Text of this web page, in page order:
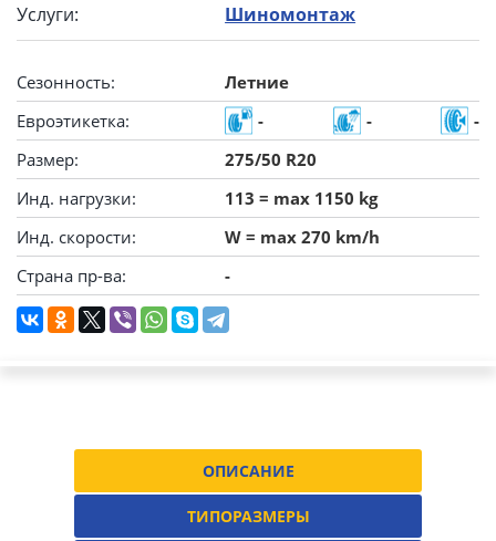
Услуги: Шиномонтаж
Сезонность:
Летние
Евроэтикетка:
- -
-
Размер:
275/50 R20
Инд. нагрузки:
113 = max 1150 kg
Инд. скорости:
W = max 270 km/h
Страна пр-ва:
-
ОПИСАНИЕ
ТИПОРАЗМЕРЫ